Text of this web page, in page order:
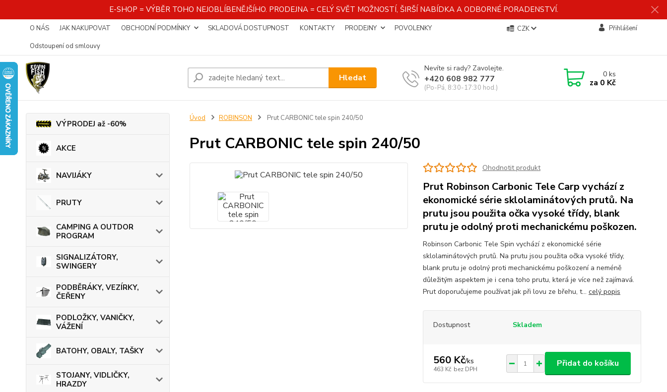
E-SHOP = VÝBĚR TOHO NEJOBLÍBENĚJŠÍHO. PRODEJNA = CELÝ SVĚT MOŽNOSTÍ, ŠIRŠÍ NABÍDKA A ODBORNÉ PORADENSTVÍ.
O NÁS JAK NAKUPOVAT OBCHODNÍ PODMÍNKY SKLADOVÁ DOSTUPNOST KONTAKTY PRODEJNY
POVOLENKY
Odstoupení od smlouvy
CZK Přihlášení
Hledat
Nevíte si rady? Zavolejte.
+420 608 982 777
(Po-Pá, 8:30-17:30 hod.)
0ks
za 0 Kč
VÝPRODEJ až -60%
AKCE
NAVIJÁKY
PRUTY
CAMPING A OUTDOR
PROGRAM
SIGNALIZÁTORY,
SWINGERY
PODBĚRÁKY, VEZÍRKY,
ČEŘENY
PODLOŽKY, VANIČKY,
VÁŽENÍ
BATOHY, OBALY, TAŠKY
STOJANY, VIDLIČKY,
HRAZDY
Úvod ROBINSON Prut CARBONIC tele spin 240/50
Prut CARBONIC tele spin 240/50
Ohodnotit produkt
Prut Robinson Carbonic Tele Carp vychází z
ekonomické série sklolaminátových prutů. Na
prutu jsou použita očka vysoké třídy, blank
prutu je odolný proti mechanickému poškozen.
Robinson Carbonic Tele Spin vychází z ekonomické série
sklolaminátových prutů. Na prutu jsou použita očka vysoké třídy,
blank prutu je odolný proti mechanickému poškození a neméně
důležitým aspektem je i cena toho prutu, která je více než zajímavá.
Prut doporučujeme používat jak při lovu ze břehu, t... celý popis
Dostupnost Skladem
560 Kč/ks
463 Kč bez DPH
Přidat do košíku